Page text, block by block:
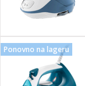
Ponovno na lageru